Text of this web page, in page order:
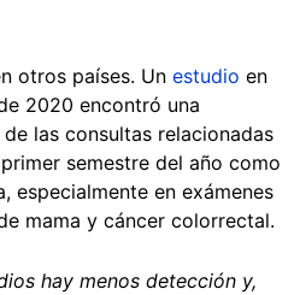
otros países. Un estudio en
2020 encontró una
las consultas relacionadas
semestre del año como
especialmente en exámenes
mama y cáncer colorrectal.
hay menos detección y,